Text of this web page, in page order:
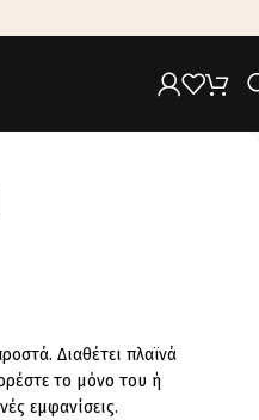
Διαθέτει πλαϊνά
το μόνο του ή
εμφανίσεις.